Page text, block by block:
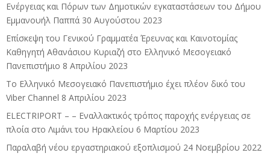
Ενέργειας και Πόρων των Δημοτικών εγκαταστάσεων του Δήμου
Εμμανουήλ Παππά 30 Αυγούστου 2023
Επίσκεψη του Γενικού Γραμματέα Έρευνας και Καινοτομίας
Καθηγητή Αθανάσιου Κυριαζή στο Ελληνικό Μεσογειακό
Πανεπιστήμιο 8 Απριλίου 2023
Το Ελληνικό Μεσογειακό Πανεπιστήμιο έχει πλέον δικό του
Viber Channel 8 Απριλίου 2023
ELECTRIPORT – – Εναλλακτικός τρόπος παροχής ενέργειας σε
πλοία στο Λιμάνι του Ηρακλείου 6 Μαρτίου 2023
Παραλαβή νέου εργαστηριακού εξοπλισμού 24 Νοεμβρίου 2022